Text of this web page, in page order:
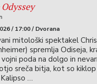
/ 17:00 / Dvorana
mitološki spektakel
spremlja Odiseja,
poda na dolgo in
sreča bitja, kot so
…